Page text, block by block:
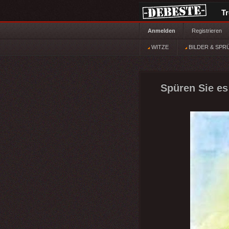
Anmelden Registrieren
WITZE BILDER &
Spüren Sie